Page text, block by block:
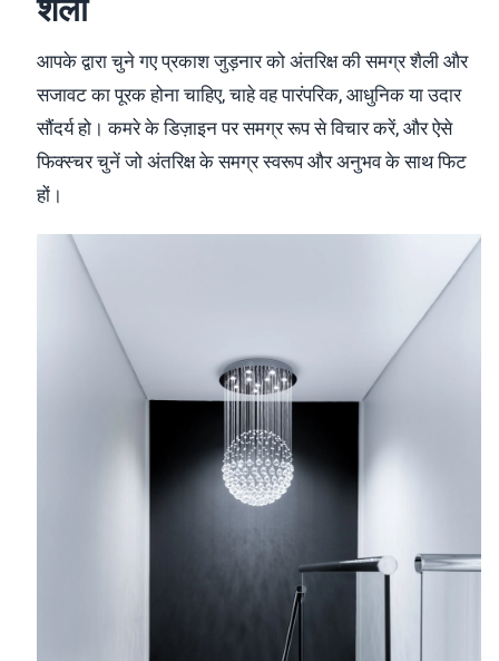
शैली
आपके द्वारा चुने गए प्रकाश जुड़नार को अंतरिक्ष की समग्र शैली और
सजावट का पूरक होना चाहिए, चाहे वह पारंपरिक, आधुनिक या उदार
सौंदर्य हो। कमरे के डिज़ाइन पर समग्र रूप से विचार करें, और ऐसे
फिक्स्चर चुनें जो अंतरिक्ष के समग्र स्वरूप और अनुभव के साथ फिट
हों।